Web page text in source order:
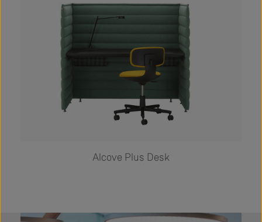
Alcove Plus Desk